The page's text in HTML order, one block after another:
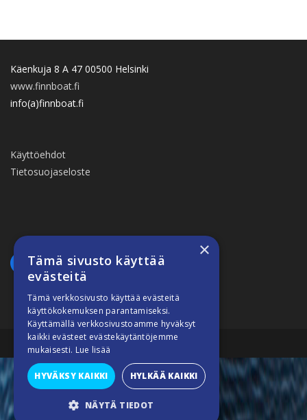
Käenkuja 8 A 47 00500 Helsinki
www.finnboat.fi
info(a)finnboat.fi
Käyttöehdot
Tietosuojaseloste
Suomiveneilee © 2026
×
Tämä sivusto käyttää
evästeitä
Tämä verkkosivusto käyttää evästeitä
käyttökokemuksen parantamiseksi.
Käyttämällä verkkosivustoamme hyväksyt
kaikki evästeet evästekäytäntöjemme
mukaisesti. Lue lisää
HYVÄKSY KAIKKI HYLKÄÄ KAIKKI
NÄYTÄ TIEDOT